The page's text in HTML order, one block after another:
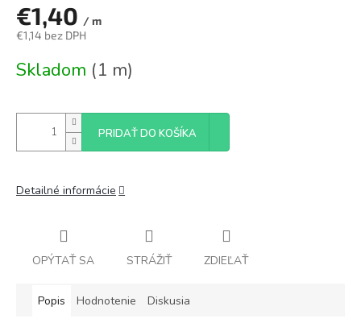
€1,40 / m
€1,14 bez DPH
cena:
Skladom (1 m)
PRIDAŤ DO KOŠÍKA
Detailné informácie
OPÝTAŤ SA STRÁŽIŤ ZDIEĽAŤ
Popis Hodnotenie Diskusia